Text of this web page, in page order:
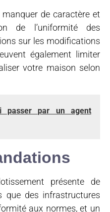
de caractère et
de l’uniformité des
sur les modifications
également limiter
votre maison selon
passer par un agent
présente de
que des infrastructures
aux normes, et un